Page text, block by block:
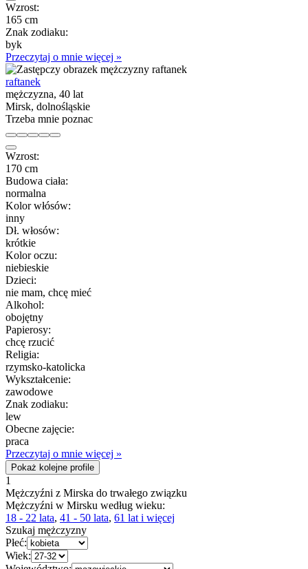
Wzrost:
165 cm
Znak zodiaku:
byk
Przeczytaj o mnie więcej »
raftanek
mężczyzna, 40 lat
Mirsk, dolnośląskie
Trzeba mnie poznac
Wzrost:
170 cm
Budowa ciała:
normalna
Kolor włósów:
inny
Dł. włosów:
krótkie
Kolor oczu:
niebieskie
Dzieci:
nie mam, chcę mieć
Alkohol:
obojętny
Papierosy:
chcę rzucić
Religia:
rzymsko-katolicka
Wykształcenie:
zawodowe
Znak zodiaku:
lew
Obecne zajęcie:
praca
Przeczytaj o mnie więcej »
Pokaż kolejne profile
1
Mężczyźni z Mirska do trwałego związku
Mężczyźni w Mirsku według wieku:
18 - 22 lata, 41 - 50 lata, 61 lat i więcej
Szukaj mężczyzny
Płeć:
Wiek: